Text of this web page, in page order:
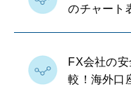
のチャート
FX会社の
較！海外口